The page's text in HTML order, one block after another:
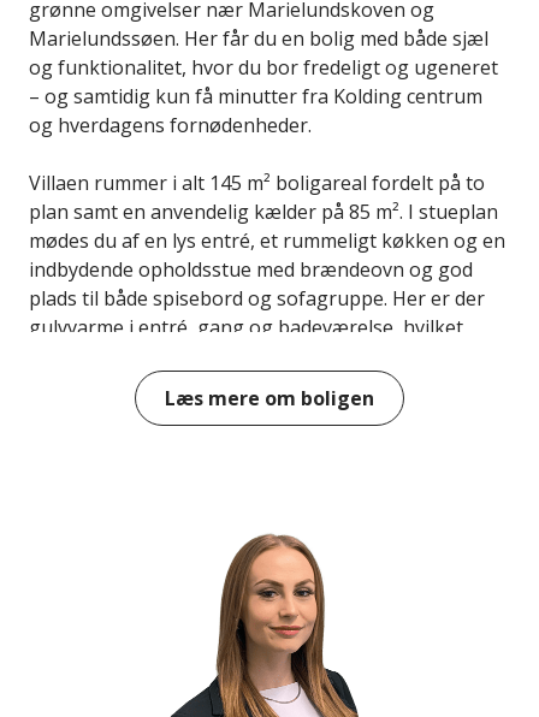
grønne omgivelser nær Marielundskoven og
Marielundssøen. Her får du en bolig med både sjæl
og funktionalitet, hvor du bor fredeligt og ugeneret
– og samtidig kun få minutter fra Kolding centrum
og hverdagens fornødenheder.
Villaen rummer i alt 145 m² boligareal fordelt på to
plan samt en anvendelig kælder på 85 m². I stueplan
mødes du af en lys entré, et rummeligt køkken og en
indbydende opholdsstue med brændeovn og god
plads til både spisebord og sofagruppe. Her er der
gulvvarme i entré, gang og badeværelse, hvilket
fra 2003 og udført i glaseret tegl – både flot og
mindst en betagende udsigt over byen og helt til
Koldinghus. Kælderen er meget anvendelig og
rummer blandt andet bryggers, værksted, disponible
rum og et ekstra badeværelse – ideelt til opbevaring,
hobbyaktiviteter eller hjemmekontor. Et af rummene
anvendes i dag som soveværelse.
Læs mere om boligen